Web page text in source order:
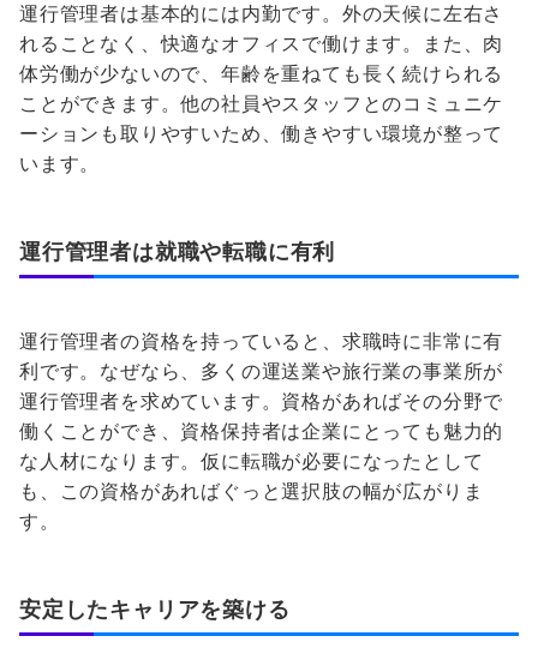
運行管理者は基本的には内勤です。外の天候に左右さ
れることなく、快適なオフィスで働けます。また、肉
体労働が少ないので、年齢を重ねても長く続けられる
ことができます。他の社員やスタッフとのコミュニケ
ーションも取りやすいため、働きやすい環境が整って
います。
運行管理者は就職や転職に有利
運行管理者の資格を持っていると、求職時に非常に有
利です。なぜなら、多くの運送業や旅行業の事業所が
運行管理者を求めています。資格があればその分野で
働くことができ、資格保持者は企業にとっても魅力的
な人材になります。仮に転職が必要になったとして
も、この資格があればぐっと選択肢の幅が広がりま
す。
安定したキャリアを築ける